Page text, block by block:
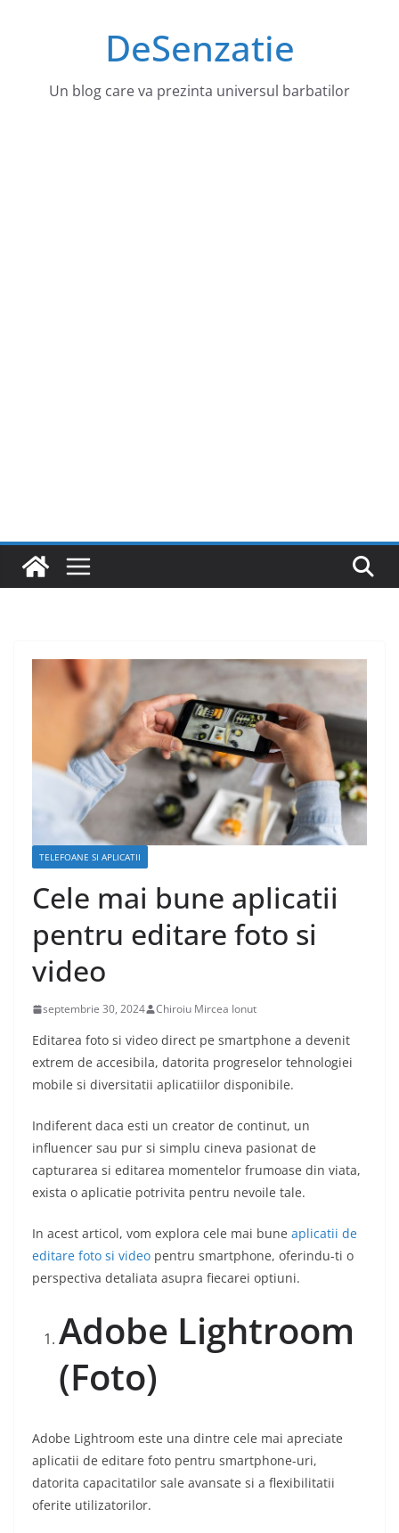
DeSenzatie
Un blog care va prezinta universul barbatilor
TELEFOANE SI APLICATII
Cele mai bune aplicatii
pentru editare foto si
video
septembrie 30, 2024 Chiroiu Mircea Ionut
Editarea foto si video direct pe smartphone a devenit
extrem de accesibila, datorita progreselor tehnologiei
mobile si diversitatii aplicatiilor disponibile.
Indiferent daca esti un creator de continut, un
influencer sau pur si simplu cineva pasionat de
capturarea si editarea momentelor frumoase din viata,
exista o aplicatie potrivita pentru nevoile tale.
In acest articol, vom explora cele mai bune aplicatii de
editare foto si video pentru smartphone, oferindu-ti o
perspectiva detaliata asupra fiecarei optiuni.
Adobe Lightroom
(Foto)
Adobe Lightroom este una dintre cele mai apreciate
aplicatii de editare foto pentru smartphone-uri,
datorita capacitatilor sale avansate si a flexibilitatii
oferite utilizatorilor.